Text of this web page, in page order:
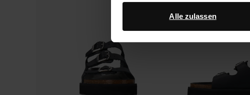
Alle zulassen